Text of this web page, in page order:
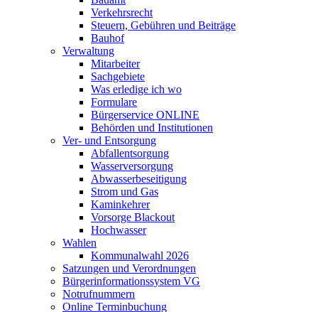
Verkehrsrecht
Steuern, Gebühren und Beiträge
Bauhof
Verwaltung
Mitarbeiter
Sachgebiete
Was erledige ich wo
Formulare
Bürgerservice ONLINE
Behörden und Institutionen
Ver- und Entsorgung
Abfallentsorgung
Wasserversorgung
Abwasserbeseitigung
Strom und Gas
Kaminkehrer
Vorsorge Blackout
Hochwasser
Wahlen
Kommunalwahl 2026
Satzungen und Verordnungen
Bürgerinformationssystem VG
Notrufnummern
Online Terminbuchung